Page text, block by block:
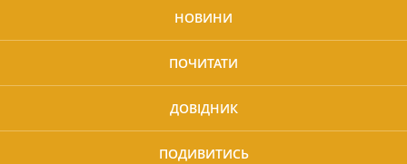
НОВИНИ
ПОЧИТАТИ
ДОВІДНИК
ПОДИВИТИСЬ